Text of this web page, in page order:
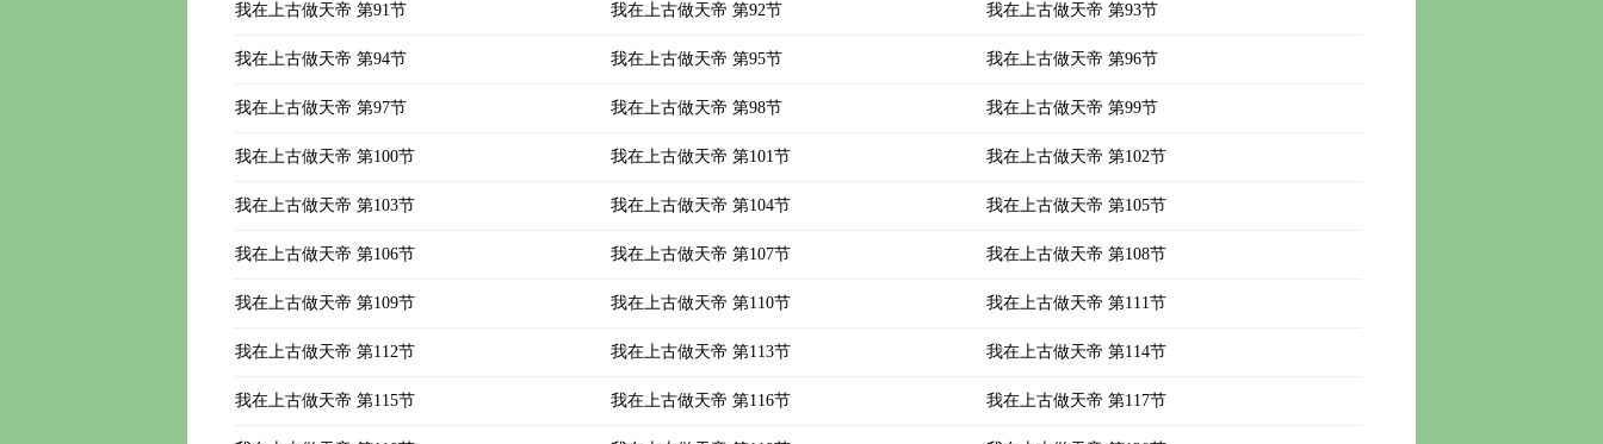
我在上古做天帝 第91节 我在上古做天帝 第92节 我在上古做天帝 第93节
我在上古做天帝 第94节 我在上古做天帝 第95节 我在上古做天帝 第96节
我在上古做天帝 第97节 我在上古做天帝 第98节 我在上古做天帝 第99节
我在上古做天帝 第100节 我在上古做天帝 第101节 我在上古做天帝 第102节
我在上古做天帝 第103节 我在上古做天帝 第104节 我在上古做天帝 第105节
我在上古做天帝 第106节 我在上古做天帝 第107节 我在上古做天帝 第108节
我在上古做天帝 第109节 我在上古做天帝 第110节 我在上古做天帝 第111节
我在上古做天帝 第112节 我在上古做天帝 第113节 我在上古做天帝 第114节
我在上古做天帝 第115节 我在上古做天帝 第116节 我在上古做天帝 第117节